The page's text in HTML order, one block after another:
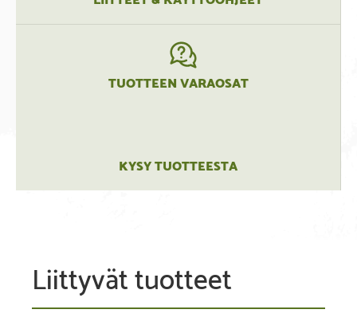
TUOTTEEN VARAOSAT
KYSY TUOTTEESTA
Liittyvät tuotteet